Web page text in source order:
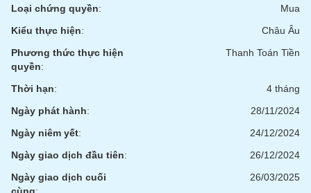
Loại chứng quyền:
Mua
Kiểu thực hiện:
Châu Âu
Phương thức thực hiện
quyền:
Thanh Toán Tiền
Thời hạn:
4 tháng
Ngày phát hành:
28/11/2024
Ngày niêm yết:
24/12/2024
Ngày giao dịch đầu tiên:
26/12/2024
Ngày giao dịch cuối
26/03/2025
Truyền
thông
tài
liệu